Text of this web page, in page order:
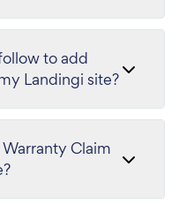
to add
Landingi site?
Claim